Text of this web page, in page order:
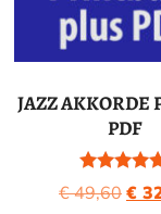
JAZZ AKKORDE
PDF
Bewertet
5.00
€49,60 €